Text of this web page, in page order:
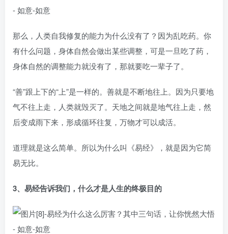
那么，人类自我修复的能力为什么没有了？因为乱吃药。你
有什么问题，身体自然会做出某些调整，可是一旦吃了药，
身体自然的调整能力就没有了，那就要吃一辈子了。
“善”跟上下的“上”是一样的。善就是不断地往上。因为只要地
气不往上走，人类就毁灭了。天地之间就是地气往上走，然
后变成雨下来，形成循环往复，万物才可以成活。
道理就是这么简单。所以为什么叫《易经》，就是因为它简
易无比。
3、易经告诉我们，什么才是人生的终极目的